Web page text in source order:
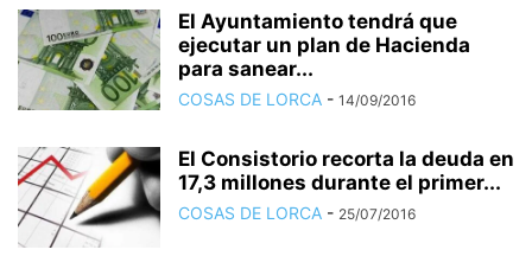
El Ayuntamiento tendrá que
ejecutar un plan de Hacienda
para sanear...
COSAS DE LORCA - 14/09/2016
El Consistorio recorta la deuda en
17,3 millones durante el primer...
COSAS DE LORCA - 25/07/2016